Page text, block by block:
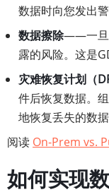
数据时向您发出警
数据擦除——一旦
露的风险。这是
灾难恢复计划（
件后恢复数据。
地恢复丢失的数据
阅读 On-Prem vs.
如何实现